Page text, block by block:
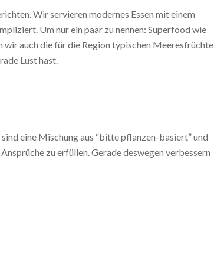
Wir servieren modernes Essen mit einem
Um nur ein paar zu nennen: Superfood wie
wir auch die für die Region typischen Meeresfrüchte
Lust hast.
eine Mischung aus “bitte pflanzen-basiert” und
zu erfüllen. Gerade deswegen verbessern